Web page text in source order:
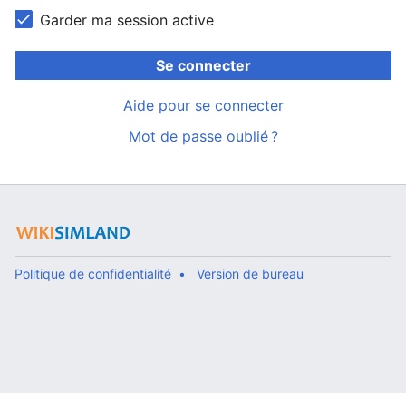
Garder ma session active
Se connecter
Aide pour se connecter
Mot de passe oublié ?
Politique de confidentialité Version de bureau